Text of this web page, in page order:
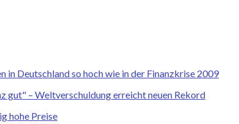
in Deutschland so hoch wie in der Finanzkrise 2009
gut" – Weltverschuldung erreicht neuen Rekord
hohe Preise